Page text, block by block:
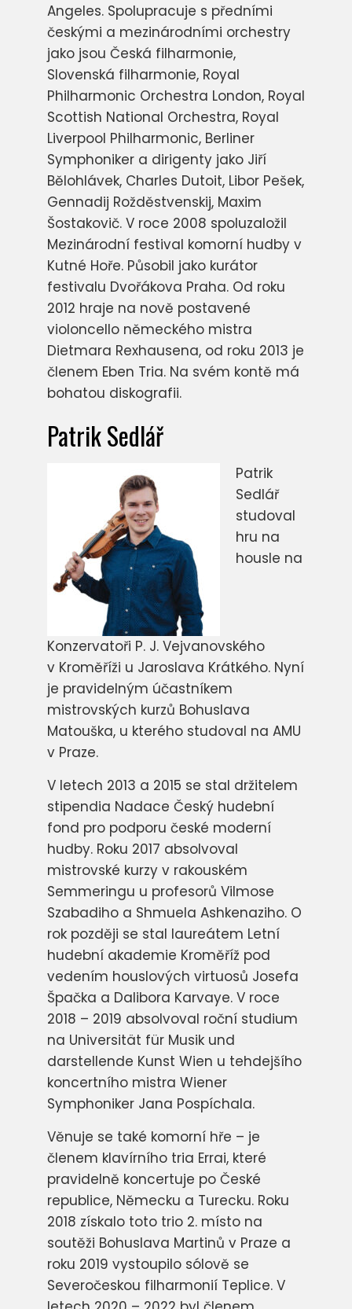
Angeles. Spolupracuje s předními
českými a mezinárodními orchestry
jako jsou Česká filharmonie,
Slovenská filharmonie, Royal
Philharmonic Orchestra London, Royal
Scottish National Orchestra, Royal
Liverpool Philharmonic, Berliner
Symphoniker a dirigenty jako Jiří
Bělohlávek, Charles Dutoit, Libor Pešek,
Gennadij Rožděstvenskij, Maxim
Šostakovič. V roce 2008 spoluzaložil
Mezinárodní festival komorní hudby v
Kutné Hoře. Působil jako kurátor
festivalu Dvořákova Praha. Od roku
2012 hraje na nově postavené
violoncello německého mistra
Dietmara Rexhausena, od roku 2013 je
členem Eben Tria. Na svém kontě má
bohatou diskografii.
Patrik Sedlář
Patrik
Sedlář
studoval
hru na
housle na
Konzervatoři P. J. Vejvanovského
v Kroměříži u Jaroslava Krátkého. Nyní
je pravidelným účastníkem
mistrovských kurzů Bohuslava
Matouška, u kterého studoval na AMU
v Praze.
V letech 2013 a 2015 se stal držitelem
stipendia Nadace Český hudební
fond pro podporu české moderní
hudby. Roku 2017 absolvoval
mistrovské kurzy v rakouském
Semmeringu u profesorů Vilmose
Szabadiho a Shmuela Ashkenaziho. O
rok později se stal laureátem Letní
hudební akademie Kroměříž pod
vedením houslových virtuosů Josefa
Špačka a Dalibora Karvaye. V roce
2018 – 2019 absolvoval roční studium
na Universität für Musik und
darstellende Kunst Wien u tehdejšího
koncertního mistra Wiener
Symphoniker Jana Pospíchala.
Věnuje se také komorní hře – je
členem klavírního tria Errai, které
pravidelně koncertuje po České
republice, Německu a Turecku. Roku
2018 získalo toto trio 2. místo na
soutěži Bohuslava Martinů v Praze a
roku 2019 vystoupilo sólově se
Severočeskou filharmonií Teplice. V